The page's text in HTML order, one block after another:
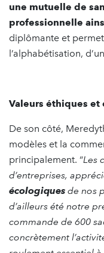
une mutuelle de
professionnelle
diplômante et
l’alphabétisation,
Valeurs éthiques et
De son côté,
modèles et la
principalement. “Les
d’entreprises,
écologiques de nos
d’ailleurs été notre
commande de 600
concrètement